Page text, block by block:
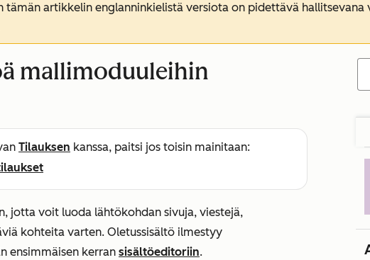
artikkelin englanninkielistä versiota on pidettävä hallitsevana
mallimoduuleihin
Tilauksen kanssa, paitsi jos toisin mainitaan:
jotta voit luoda lähtökohdan sivuja, viestejä,
kohteita varten. Oletussisältö ilmestyy
ensimmäisen kerran sisältöeditoriin.